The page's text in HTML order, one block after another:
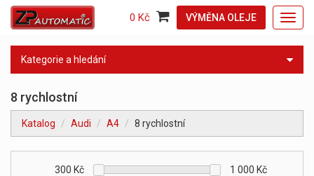
VÝMĚNA OLEJE
0 Kč
Kategorie a hledání
8 rychlostní
Katalog Audi A4 8 rychlostní
300 Kč 1 000 Kč